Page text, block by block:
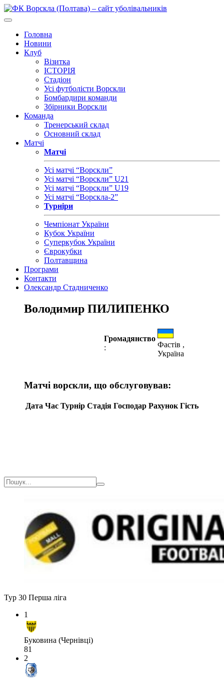
Головна
Новини
Клуб
Візитка
ІСТОРІЯ
Стадіон
Усі футболісти Ворскли
Бомбардири команди
Збірники Ворскли
Команда
Тренерський склад
Основний склад
Матчі
Матчі
Усі матчі “Ворскли”
Усі матчі “Ворскли” U21
Усі матчі “Ворскли” U19
Усі матчі “Ворскла-2”
Турніри
Чемпіонат України
Кубок України
Суперкубок України
Єврокубки
Полтавщина
Програми
Контакти
Олександр Стадниченко
Володимир ПИЛИПЕНКО
Громадянство
:
Фастів ,
Україна
Матчі ворскли, що обслуговував:
Дата Час Турнір Стадія Господар Рахунок Гість
Тур 30 Перша ліга
1
Буковина (Чернівці)
81
2